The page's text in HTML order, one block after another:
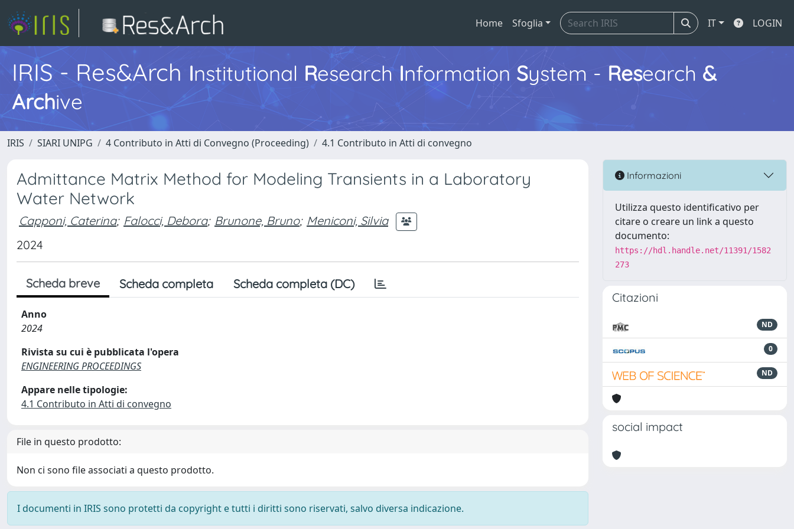
Home Sfoglia IT LOGIN
IRIS - Res&Arch Institutional Research Information System - Research &
Archive
IRIS SIARI UNIPG 4 Contributo in Atti di Convegno (Proceeding) 4.1 Contributo in Atti di convegno
Admittance Matrix Method for Modeling Transients in a Laboratory
Water Network
Capponi, Caterina; Falocci, Debora; Brunone, Bruno; Meniconi, Silvia
2024
Scheda breve Scheda completa Scheda completa (DC)
Anno
2024
Rivista su cui è pubblicata l'opera
ENGINEERING PROCEEDINGS
Appare nelle tipologie:
4.1 Contributo in Atti di convegno
File in questo prodotto:
Non ci sono file associati a questo prodotto.
I documenti in IRIS sono protetti da copyright e tutti i diritti sono riservati, salvo diversa indicazione.
Informazioni
Utilizza questo identificativo per
citare o creare un link a questo
documento:
https://hdl.handle.net/11391/1582
273
Citazioni
ND
0
ND
social impact